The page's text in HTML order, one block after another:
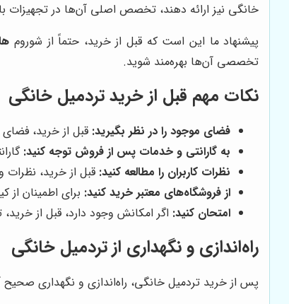
خانگی نیز ارائه دهند، تخصص اصلی آن‌ها در
پیشنهاد ما این است که قبل از خرید، حتماً از شوروم
تخصصی آن‌ها بهره‌مند شوید.
نکات مهم قبل از خرید تردمیل خانگی
فضای موجود را در نظر بگیرید: قبل از خرید،
به گارانتی و خدمات پس از فروش توجه کنید:
نظرات کاربران را مطالعه کنید: قبل از خرید،
از فروشگاه‌های معتبر خرید کنید: برای اطمینان
امتحان کنید: اگر امکانش وجود دارد، قبل از
راه‌اندازی و نگهداری از تردمیل خانگی
پس از خرید تردمیل خانگی، راه‌اندازی و نگهداری